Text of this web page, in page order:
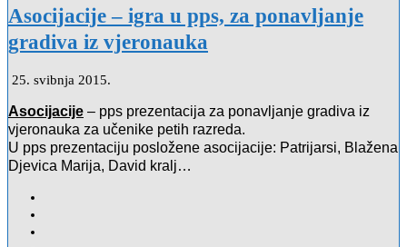
Asocijacije – igra u pps, za ponavljanje
gradiva iz vjeronauka
25. svibnja 2015.
Asocijacije – pps prezentacija za ponavljanje gradiva iz
vjeronauka za učenike petih razreda.
U pps prezentaciju posložene asocijacije: Patrijarsi, Blažena
Djevica Marija, David kralj…